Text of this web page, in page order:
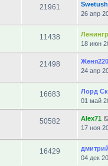
21961
26 апр
11438
18 июн
21498
24 апр
16683
Лорд
01 май
50582
Alex71
17 ноя
16429
04 дек